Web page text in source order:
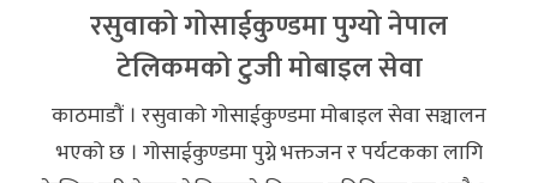
रसुवाको गोसाईकुण्डमा पुग्यो नेपाल
टेलिकमको टुजी मोबाइल सेवा
काठमाडौं । रसुवाको गोसाईकुण्डमा मोबाइल सेवा सञ्चालन
भएको छ । गोसाईकुण्डमा पुग्ने भक्तजन र पर्यटकका लागि